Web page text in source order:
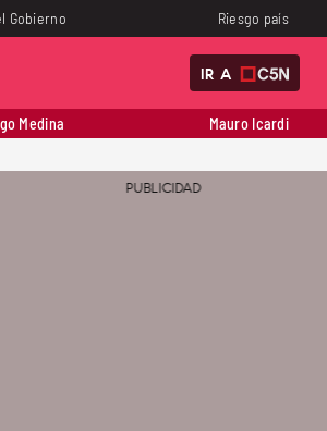
Gobierno Riesgo país
IR A
Medina Mauro Icardi